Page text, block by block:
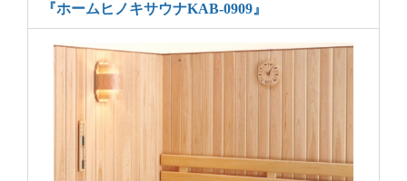
『ホームヒノキサウナKAB-0909』